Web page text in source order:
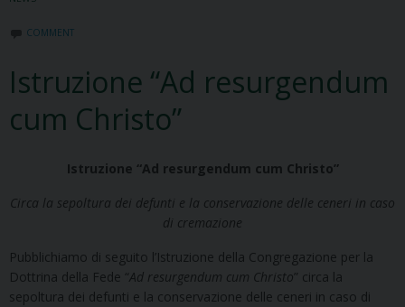
COMMENT
Istruzione “Ad resurgendum
cum Christo”
Istruzione “Ad resurgendum cum Christo”
Circa la sepoltura dei defunti e la conservazione delle ceneri in caso
di cremazione
Pubblichiamo di seguito l’Istruzione della Congregazione per la
Dottrina della Fede “Ad resurgendum cum Christo” circa la
sepoltura dei defunti e la conservazione delle ceneri in caso di